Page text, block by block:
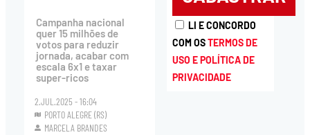
Campanha nacional
quer 15 milhões de
votos para reduzir
jornada, acabar com
escala 6x1 e taxar
super-ricos
2.JUL.2025 - 16:04
PORTO ALEGRE (RS)
MARCELA BRANDES
LI E CONCORDO
COM OSTERMOS DE
USO E POLÍTICA DE
PRIVACIDADE